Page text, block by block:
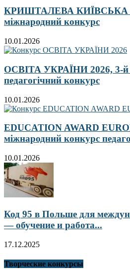
КРИШТАЛЕВА КИЇВСЬКА
міжнародний конкурс
10.01.2026
ОСВІТА УКРАЇНИ 2026, 3-й
педагогічний конкурс
10.01.2026
EDUCATION AWARD
міжнародний конкурс
10.01.2026
Код 95 в Польше для
— обучение и работа...
17.12.2025
Творческие конкурсы